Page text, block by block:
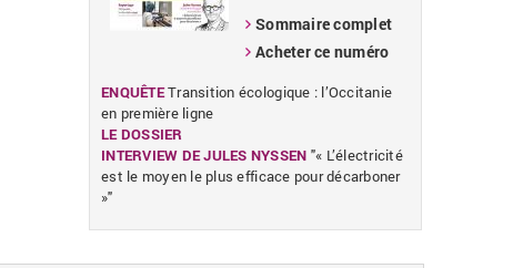
Sommaire complet
Acheter ce numéro
ENQUÊTETransition écologique : l’Occitanie
en première ligne
LE DOSSIER
INTERVIEW DE JULES NYSSEN "« L’électricité
est le moyen le plus efficace pour décarboner
»"